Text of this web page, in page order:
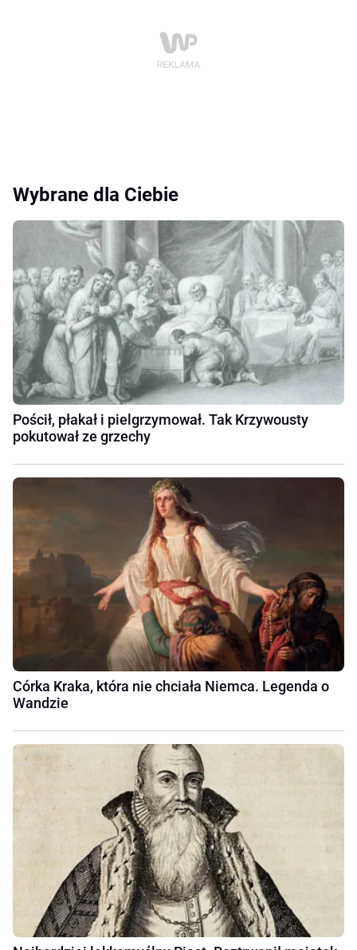
Wybrane dla Ciebie
Pościł, płakał i pielgrzymował. Tak Krzywousty
pokutował ze grzechy
Córka Kraka, która nie chciała Niemca. Legenda o
Wandzie